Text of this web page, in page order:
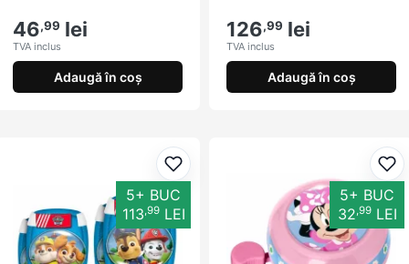
46,99 lei
TVA inclus
Adaugă în coș
126,99 lei
TVA inclus
Adaugă în coș
Adaugă la favorite
5+ BUC
113,99LEI
5+ BUC
32,99LEI